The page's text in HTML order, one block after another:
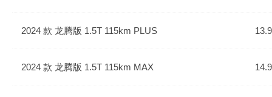
2024 款 龙腾版 1.5T 115km PLUS
2024 款 龙腾版 1.5T 115km MAX